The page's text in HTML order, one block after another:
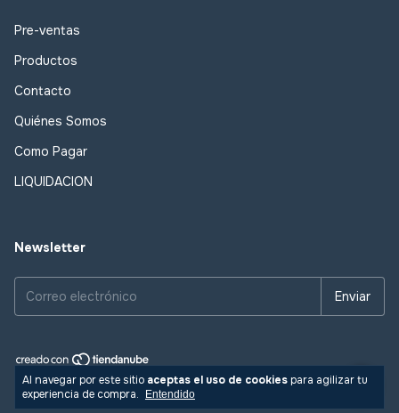
Al navegar por este sitio aceptas el uso de cookies para agilizar tu
experiencia de compra.
Entendido
Pre-ventas
Productos
Contacto
Quiénes Somos
Como Pagar
LIQUIDACION
Newsletter
Copyright cazador de figuras - 2026. Todos los derechos reservados.